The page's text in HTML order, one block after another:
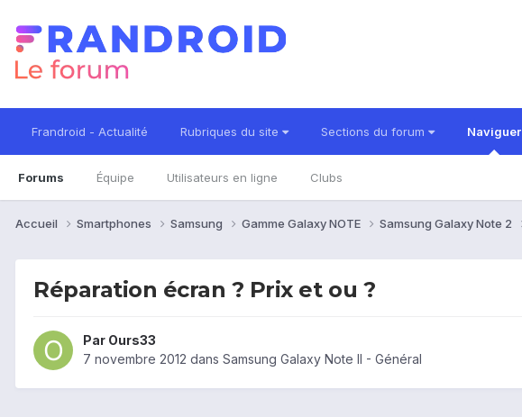
Frandroid - Actualité Rubriques du site Sections du forum Naviguer
Forums Équipe Utilisateurs en ligne Clubs
Accueil Smartphones Samsung Gamme Galaxy NOTE Samsung Galaxy Note 2
Réparation écran ? Prix et ou ?
Par Ours33
7 novembre 2012 dans Samsung Galaxy Note II - Général